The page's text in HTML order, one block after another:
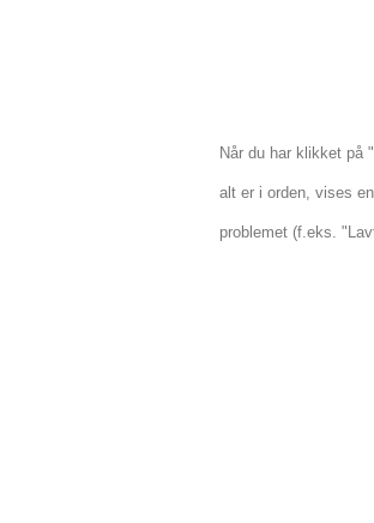
Når du har klikket på
alt er i orden, vises
problemet (f.eks.